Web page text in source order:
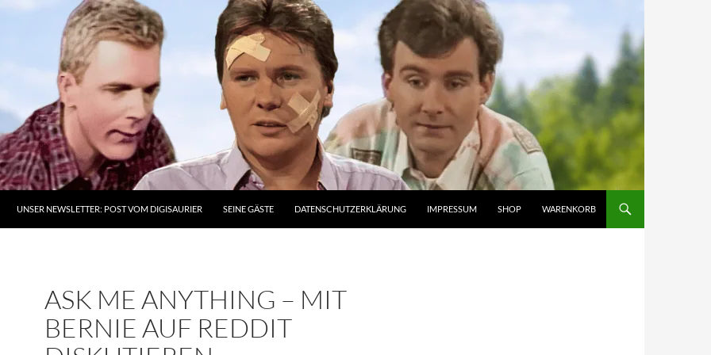
UNSER NEWSLETTER: POST VOM DIGISAURIER SEINE GÄSTE DATENSCHUTZERKLÄRUNG IMPRESSUM SHOP WARENKORB
ASK ME ANYTHING – MIT
BERNIE AUF REDDIT